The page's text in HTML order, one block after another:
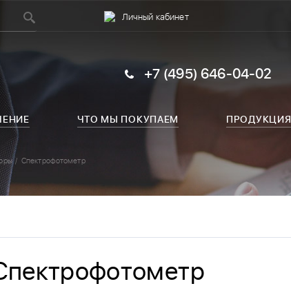
Личный кабинет
+7 (495) 646-04-02
ЧТО МЫ ПОКУПАЕМ ПРОДУКЦИЯ
Спектрофотометр